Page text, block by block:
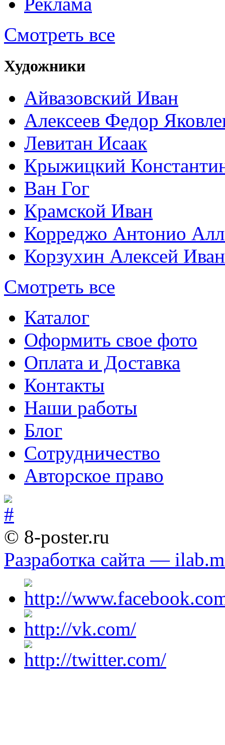
Смотреть все
Художники
Айвазовский Иван
Алексеев Федор
Левитан Исаак
Крыжицкий
Ван Гог
Крамской Иван
Корреджо Антонио
Корзухин Алексей
Смотреть все
Каталог
Оформить свое фото
Оплата и Доставка
Контакты
Наши работы
Блог
Сотрудничество
Авторское право
© 8-poster.ru
Разработка сайта —